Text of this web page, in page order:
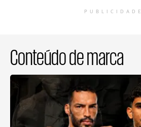
PUBLICIDADE
Conteúdo de marca